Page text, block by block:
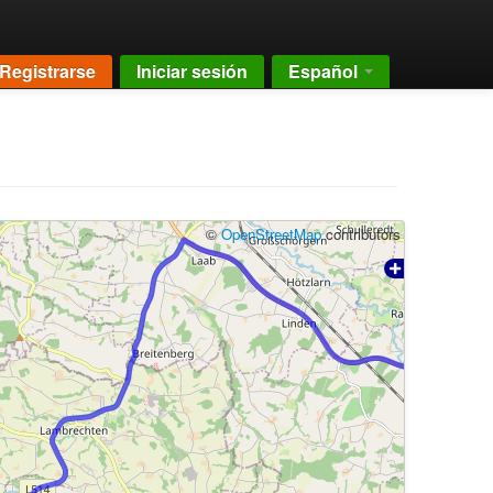
Registrarse Iniciar sesión Español
©OpenStreetMapcontributors